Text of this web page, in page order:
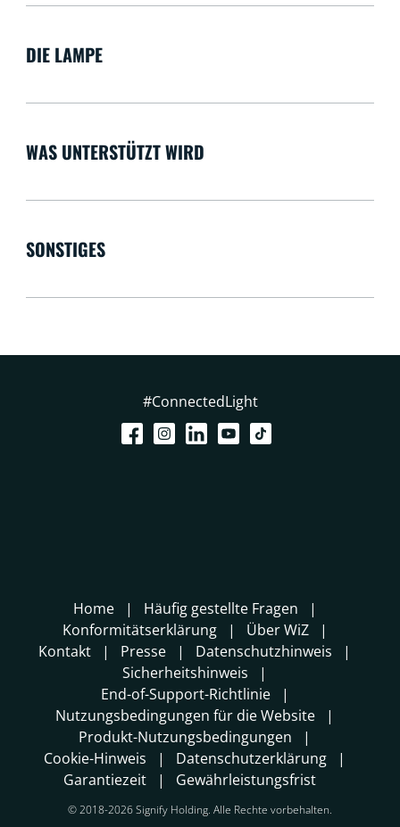
DIE LAMPE
WAS UNTERSTÜTZT WIRD
SONSTIGES
#ConnectedLight
Home
Häufig gestellte Fragen
Konformitätserklärung
Über WiZ
Kontakt
Presse
Datenschutzhinweis
Sicherheitshinweis
End-of-Support-Richtlinie
Nutzungsbedingungen für die Website
Produkt-Nutzungsbedingungen
Cookie-Hinweis
Datenschutzerklärung
Garantiezeit
Gewährleistungsfrist
© 2018-2026 Signify Holding. Alle Rechte vorbehalten.